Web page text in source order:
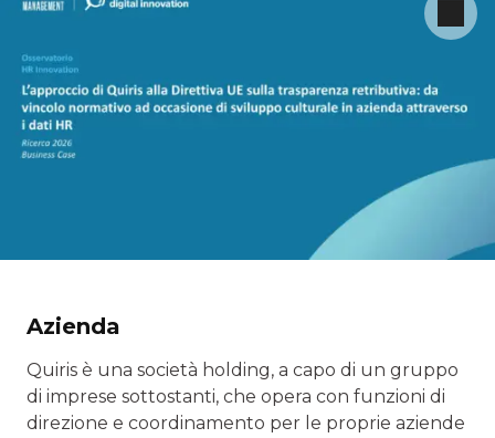
Azienda
Quiris è una società holding, a capo di un gruppo
di imprese sottostanti, che opera con funzioni di
direzione e coordinamento per le proprie aziende